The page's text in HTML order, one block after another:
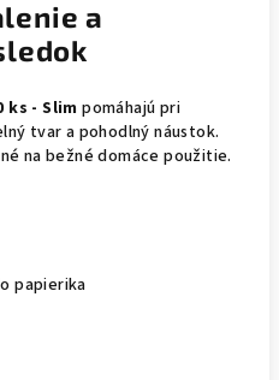
a
ks - Slim pomáhajú pri
tvar a pohodlný náustok.
na bežné domáce použitie.
papierika